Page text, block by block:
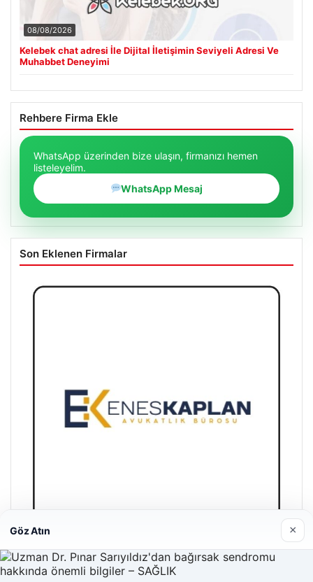
08/08/2026
Kelebek chat adresi İle Dijital İletişimin Seviyeli Adresi Ve
Muhabbet Deneyimi
Rehbere Firma Ekle
WhatsApp üzerinden bize ulaşın, firmanızı hemen
listeleyelim.
WhatsApp Mesaj
Son Eklenen Firmalar
Enes Kaplan Avukatlık Bürosu
28/04/2026
Göz Atın ×